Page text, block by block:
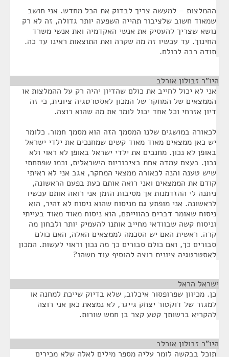
ההמלצות – למעשה צריך לבדוק את הכל מחדש. אני חושב
שמאוד חשוב שלציבור תהייה השפעה יותר גדולה, זה לא רק
נושא שצריך להעסיק את אנשי האקדמיה ואת אנשי משרד
החינוך. עד עכשיו זה מה שקרה ואת התוצאות ראינו עד כה.
תודה רבה לכולם.
היו"ר זבולון אורלב
אני לא יכול לחייב את כולם שהדיון יהיה רק על ההמלצות או
הממצאים של המחקר של המכון לאסטרטגיה ציונית, כי זה
דיון אזרחי וכל אחד יכול לומר את מה שהוא רוצה.
לכאורה במושגים שלנו המסמך הזה הוא מסמך חמור. כלומר
יש כאן ממצאים מאוד מאוד קשים שמחנכים את ילדי ישראל
באופן לא נכון. מחנכים את ילדי ישראל באופן לא ראוי ולא
נכון. בעצם עמדה אחת בציבוריות הישראלית, וכמו שפתחתי
שיש טענה והנה לכאורה ממצאי המחקר, אגב אני לא ראיתי
קודם את הממצאים ואני רואה אותם כעת בפעם הראשונה,
ניתנה לי ההזדמנות אך מסיבות הזמן אני רואה אותם עכשיו
לראשונה. אני מופתע גם מניסוח שהוא ניסוח לא זהיר, הוא
ניסוח שאומר דברים כהווייתם, הוא ניסוח מאוד מאוד בעייתי
וניסוח קשה שבוודאי מחייב אותנו להעמיק יותר ולבחון מה
קרה. ראשית האם יש הסכמה לממצאים האלה, האם כולם
סבורים כך, ואם כולם סבורים כך מה נכון וראוי לעשות. המכון
לאסטרטגיה ציונית רוצה להוסיף עוד משהו?
ישראל הראל
כן. מכיוון שפרופסור איכלוב, שלא בדיוק שייכת למחנה או
למגזר של דוקטור יצחק גייגר, לא נמצאת כאן אני רוצה
להקריא ברשותך קטע קצר בן חמש שורות.
היו"ר זבולון אורלב
תוכל בבקשה לומר עליה מספר מילים לאלה שלא מכירים